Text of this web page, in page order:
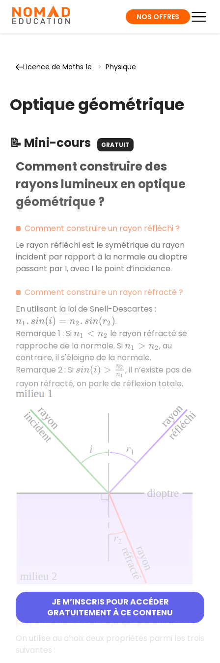
NOS OFFRES
Licence de Maths 1e > Physique
Optique géométrique
📝 Mini-cours GRATUIT
JE M’INSCRIS POUR ACCÉDER
GRATUITEMENT À CE CONTENU
Comment construire des
rayons lumineux en optique
géométrique ?
Comment construire un rayon réfléchi ?
Le rayon réfléchi est le symétrique du rayon
incident par rapport à la normale au dioptre
passant par I, avec I le point d’incidence.
Comment construire un rayon réfracté ?
En utilisant la loi de Snell-Descartes :
n1. s n(i)=n2 .sin(r2 )
.
Remarque 1 : Si n1< n2
le rayon réfracté se
rapproche de la normale. Si n1> n2
, au
contraire, il s'éloigne de la normale.
Remarque 2 : Si sin(i)>n 2n 1
, il n’existe pas de
rayon réfracté, on parle de réflexion totale.
Comment construire l’image d’un objet AB
perpendiculaire à l’axe optique par une lentille ?
On utilise au choix deux propriétés parmi les trois
suivantes :